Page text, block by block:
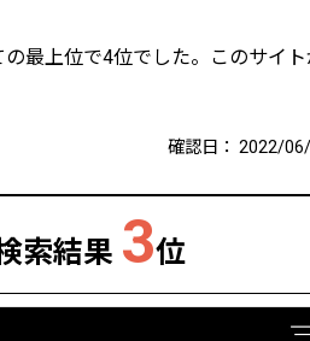
最上位で4位でした。このサイト
確認日： 2022/
索結果 3位